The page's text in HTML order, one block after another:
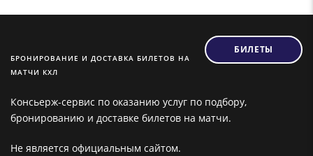
БРОНИРОВАНИЕ И ДОСТАВКА БИЛЕТОВ НА
МАТЧИ КХЛ
БИЛЕТЫ
Консьерж-сервис по оказанию услуг по подбору,
бронированию и доставке билетов на матчи.
Не является официальным сайтом.